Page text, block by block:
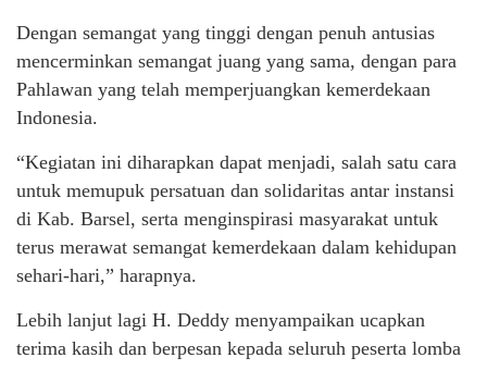
Dengan semangat yang tinggi dengan penuh antusias
mencerminkan semangat juang yang sama, dengan para
Pahlawan yang telah memperjuangkan kemerdekaan
Indonesia.
“Kegiatan ini diharapkan dapat menjadi, salah satu cara
untuk memupuk persatuan dan solidaritas antar instansi
di Kab. Barsel, serta menginspirasi masyarakat untuk
terus merawat semangat kemerdekaan dalam kehidupan
sehari-hari,” harapnya.
Lebih lanjut lagi H. Deddy menyampaikan ucapkan
terima kasih dan berpesan kepada seluruh peserta lomba